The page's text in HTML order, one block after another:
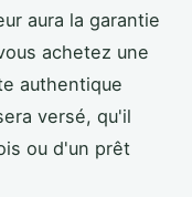
aura la garantie
achetez une
authentique
versé, qu'il
ou d'un prêt